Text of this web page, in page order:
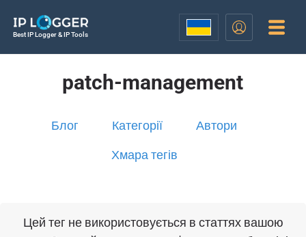
Best IP Logger & IP Tools
patch-management
Блог Категорії Автори
Хмара тегів